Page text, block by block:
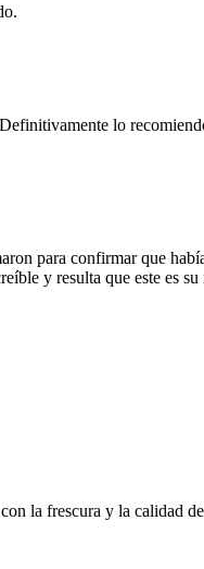
lo
para confirmar que
y resulta que este es
la frescura y la calidad